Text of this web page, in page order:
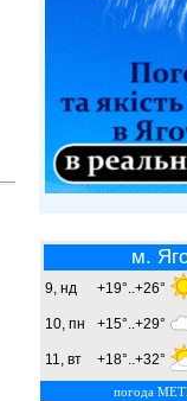
м.
9, нд +19°..+26°
10, пн +15°..+29°
11, вт +18°..+32°
погода